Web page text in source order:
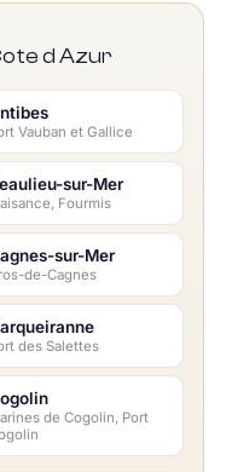
d Azur
Vauban et Gallice
sur-Mer
Fourmis
sur-Mer
de-Cagnes
des Salettes
de Cogolin, Port